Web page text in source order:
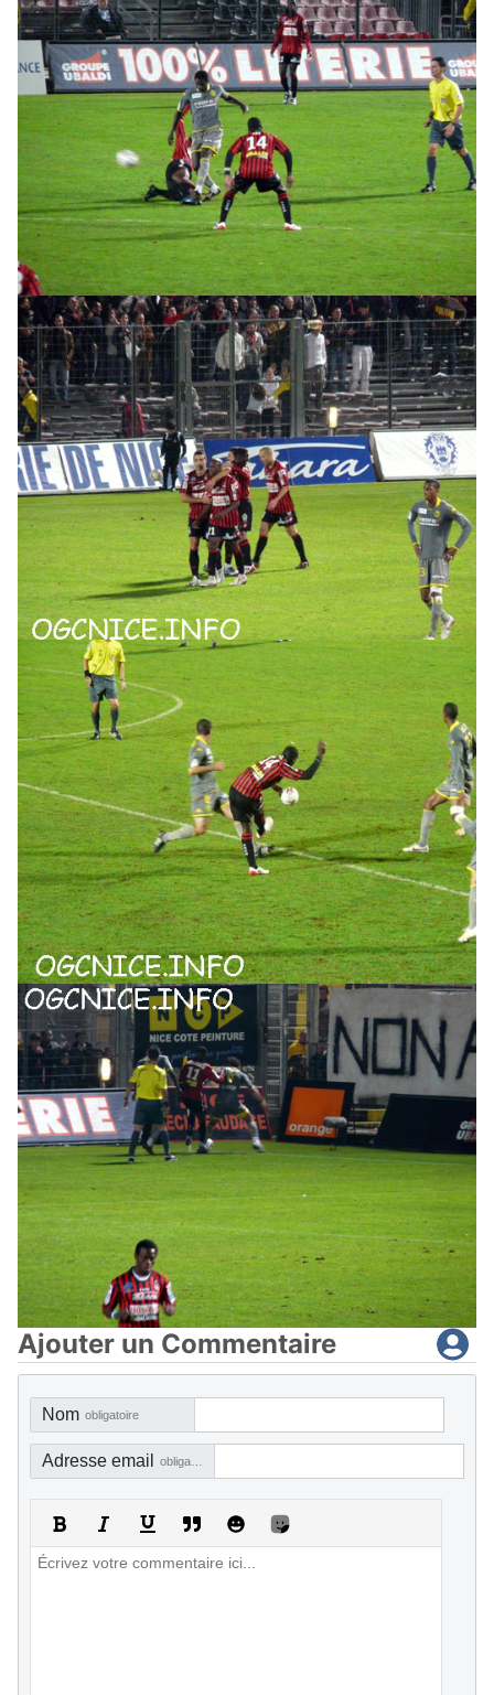
Ajouter un Commentaire
Nom obligatoire
Adresse email